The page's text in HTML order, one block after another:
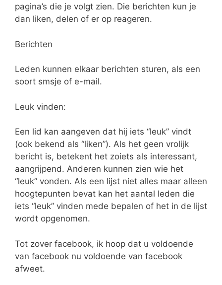
pagina’s die je volgt zien. Die berichten kun je
dan liken, delen of er op reageren.
Berichten
Leden kunnen elkaar berichten sturen, als een
soort smsje of e-mail.
Leuk vinden:
Een lid kan aangeven dat hij iets “leuk” vindt
(ook bekend als “liken”). Als het geen vrolijk
bericht is, betekent het zoiets als interessant,
aangrijpend. Anderen kunnen zien wie het
“leuk” vonden. Als een lijst niet alles maar alleen
hoogtepunten bevat kan het aantal leden die
iets “leuk” vinden mede bepalen of het in de lijst
wordt opgenomen.
Tot zover facebook, ik hoop dat u voldoende
van facebook nu voldoende van facebook
afweet.